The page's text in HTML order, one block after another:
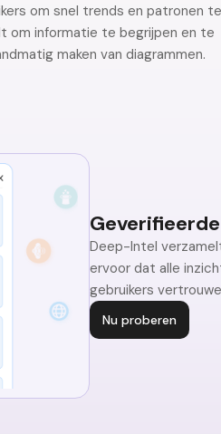
om snel trends en patronen te
om informatie te begrijpen en te
maken van diagrammen.
Deep-Intel
ervoor dat alle
gebruikers
Nu proberen